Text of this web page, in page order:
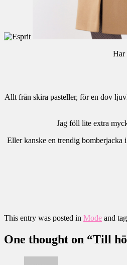
Har
Allt från skira pasteller, för en dov
Jag föll lite extra
Eller kanske en trendig bomberjacka
This entry was posted in Mode and
One thought on “Till